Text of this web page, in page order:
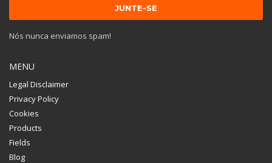
Nós nunca enviamos spam!
MENU
Legal Disclaimer
Privacy Policy
Cookies
Products
Fields
Blog